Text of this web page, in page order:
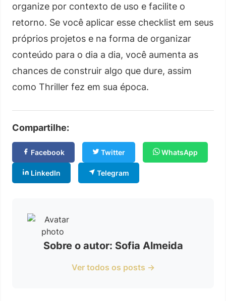
organize por contexto de uso e facilite o
retorno. Se você aplicar esse checklist em seus
próprios projetos e na forma de organizar
conteúdo para o dia a dia, você aumenta as
chances de construir algo que dure, assim
como Thriller fez em sua época.
Compartilhe:
Facebook Twitter WhatsApp
LinkedIn Telegram
Sobre o autor: Sofia Almeida
Ver todos os posts →